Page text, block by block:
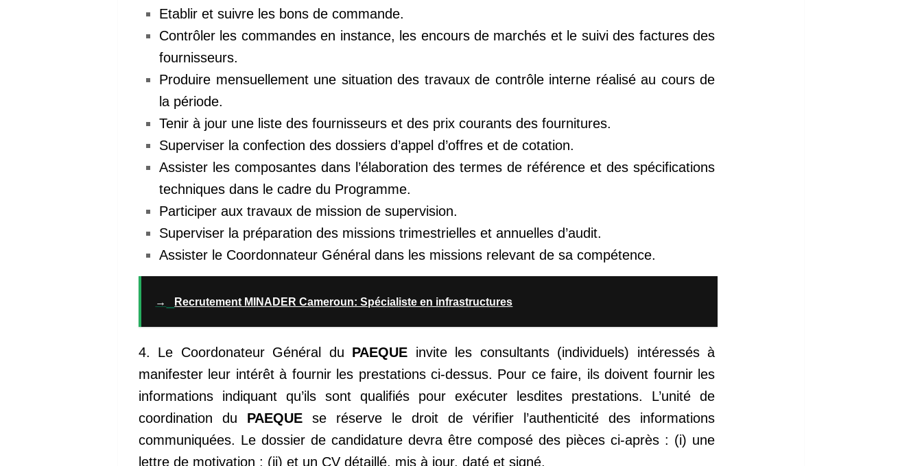
Etablir et suivre les bons de commande.
Contrôler les commandes en instance, les encours de marchés et le suivi des factures des
fournisseurs.
Produire mensuellement une situation des travaux de contrôle interne réalisé au cours de
la période.
Tenir à jour une liste des fournisseurs et des prix courants des fournitures.
Superviser la confection des dossiers d’appel d’offres et de cotation.
Assister les composantes dans l’élaboration des termes de référence et des spécifications
techniques dans le cadre du Programme.
Participer aux travaux de mission de supervision.
Superviser la préparation des missions trimestrielles et annuelles d’audit.
Assister le Coordonnateur Général dans les missions relevant de sa compétence.
→ Recrutement MINADER Cameroun: Spécialiste en infrastructures
4. Le Coordonateur Général du PAEQUE invite les consultants (individuels) intéressés à
manifester leur intérêt à fournir les prestations ci-dessus. Pour ce faire, ils doivent fournir les
informations indiquant qu’ils sont qualifiés pour exécuter lesdites prestations. L’unité de
coordination du PAEQUE se réserve le droit de vérifier l’authenticité des informations
communiquées. Le dossier de candidature devra être composé des pièces ci-après : (i) une
lettre de motivation ; (ii) et un CV détaillé, mis à jour, daté et signé.